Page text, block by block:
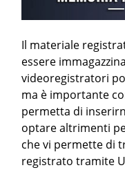
Il materiale
essere
videoregistratori
ma è importante
permetta di
optare altrimenti
che vi permette di
registrato tramite